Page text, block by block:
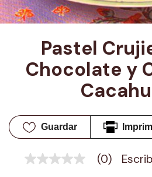
Pastel
Chocolate y
Guardar
Sin
(0)